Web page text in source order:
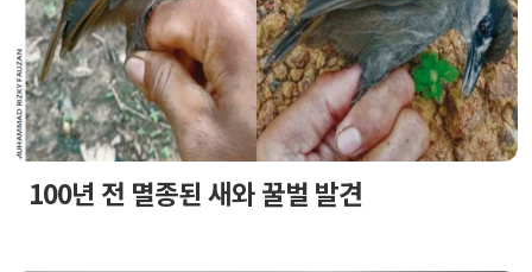
100년 전 멸종된 새와 꿀벌 발견